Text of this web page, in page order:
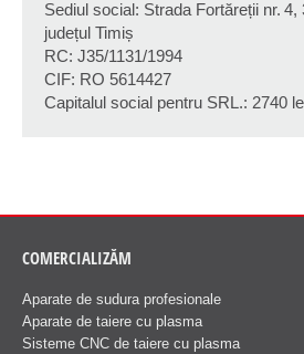
Sediul social: Strada Fortăreții nr. 4,
județul Timiș
RC: J35/1131/1994
CIF: RO 5614427
Capitalul social pentru SRL.: 2740
COMERCIALIZĂM
Aparate de sudura profesionale
Aparate de taiere cu plasma
Sisteme CNC de taiere cu plasma